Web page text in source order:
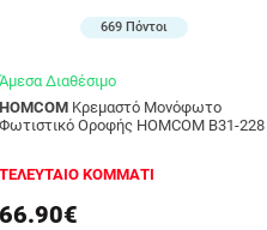
669 Πόντοι
Άμεσα Διαθέσιμο
HOMCOM
Φωτιστικό Οροφής HOMCOM B31-228
ΤΕΛΕΥΤΑΙΟ ΚΟΜΜΑΤΙ
66.90€